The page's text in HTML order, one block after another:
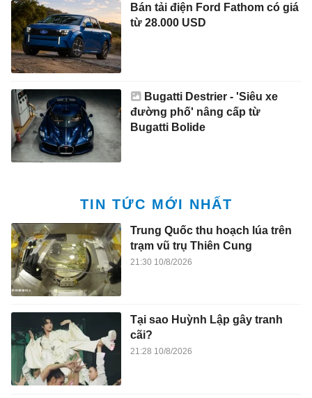
Bán tải điện Ford Fathom có giá
từ 28.000 USD
Bugatti Destrier - 'Siêu xe
đường phố' nâng cấp từ
Bugatti Bolide
TIN TỨC MỚI NHẤT
Trung Quốc thu hoạch lúa trên
trạm vũ trụ Thiên Cung
21:30 10/8/2026
Tại sao Huỳnh Lập gây tranh
cãi?
21:28 10/8/2026